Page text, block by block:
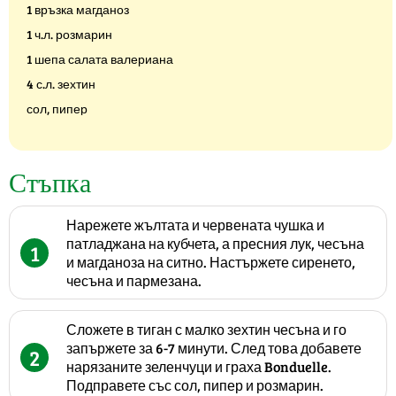
1 връзка магданоз
1 ч.л. розмарин
1 шепа салата валериана
4 с.л. зехтин
сол, пипер
Стъпка
1
Нарежете жълтата и червената чушка и
патладжана на кубчета, а пресния лук, чесъна
и магданоза на ситно. Настържете сиренето,
чесъна и пармезана.
2
Сложете в тиган с малко зехтин чесъна и го
запържете за 6-7 минути. След това добавете
нарязаните зеленчуци и граха Bonduelle.
Подправете със сол, пипер и розмарин.